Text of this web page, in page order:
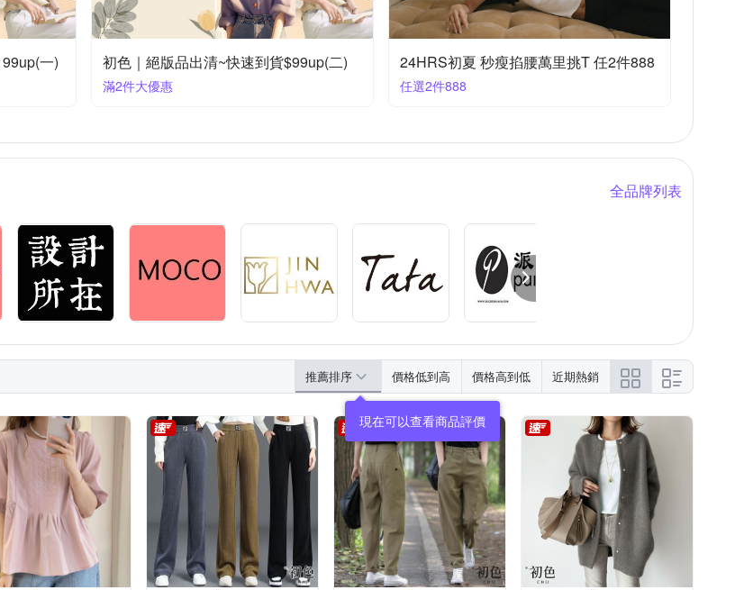
一) 初色｜絕版品出清~快速到貨$99up(二)
滿2件大優惠
24HRS初夏 秒瘦掐腰萬里挑T 任2件888
任選2件888
全品牌列表
推薦排序 價格低到高 價格高到低 近期熱銷